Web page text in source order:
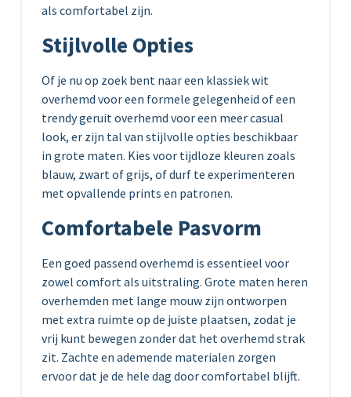
als comfortabel zijn.
Stijlvolle Opties
Of je nu op zoek bent naar een klassiek wit
overhemd voor een formele gelegenheid of een
trendy geruit overhemd voor een meer casual
look, er zijn tal van stijlvolle opties beschikbaar
in grote maten. Kies voor tijdloze kleuren zoals
blauw, zwart of grijs, of durf te experimenteren
met opvallende prints en patronen.
Comfortabele Pasvorm
Een goed passend overhemd is essentieel voor
zowel comfort als uitstraling. Grote maten heren
overhemden met lange mouw zijn ontworpen
met extra ruimte op de juiste plaatsen, zodat je
vrij kunt bewegen zonder dat het overhemd strak
zit. Zachte en ademende materialen zorgen
ervoor dat je de hele dag door comfortabel blijft.